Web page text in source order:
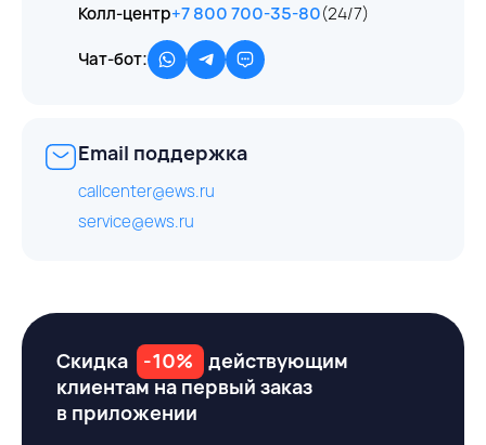
Колл-центр+7 800 700-35-80(24/7)
Чат-бот:
Email поддержка
callcenter@ews.ru
service@ews.ru
Скидка -10%
действующим
клиентам на первый заказ
в приложении